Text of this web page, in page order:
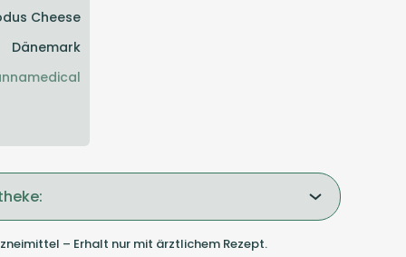
Cheese
Dänemark
– Erhalt nur mit ärztlichem Rezept.